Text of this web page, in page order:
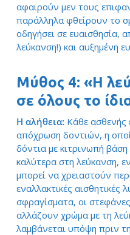
αφαιρούν μεν τους
παράλληλα φθείρουν το
οδηγήσει σε ευαισθησία,
λεύκανση!) και αυξημένη
Μύθος 4: «Η
σε όλους το
Η αλήθεια: Κάθε ασθενής
απόχρωση δοντιών, η
δόντια με κιτρινωπή
καλύτερα στη λεύκανση,
μπορεί να χρειαστούν
εναλλακτικές αισθητικές
σφραγίσματα, οι
αλλάζουν χρώμα με τη
λαμβάνεται υπόψη πριν